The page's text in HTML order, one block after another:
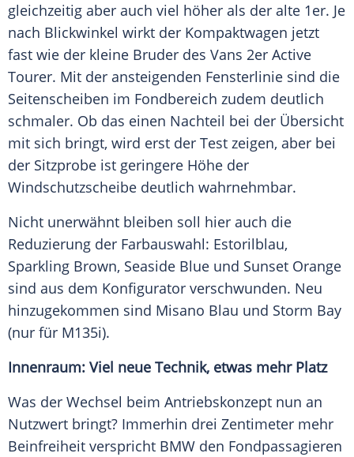
gleichzeitig aber auch viel höher als der alte 1er. Je
nach Blickwinkel wirkt der Kompaktwagen jetzt
fast wie der kleine Bruder des Vans 2er Active
Tourer. Mit der ansteigenden Fensterlinie sind die
Seitenscheiben im Fondbereich zudem deutlich
schmaler. Ob das einen Nachteil bei der Übersicht
mit sich bringt, wird erst der Test zeigen, aber bei
der Sitzprobe ist geringere Höhe der
Windschutzscheibe deutlich wahrnehmbar.
Nicht unerwähnt bleiben soll hier auch die
Reduzierung der Farbauswahl: Estorilblau,
Sparkling Brown, Seaside Blue und Sunset Orange
sind aus dem Konfigurator verschwunden. Neu
hinzugekommen sind Misano Blau und Storm Bay
(nur für M135i).
Innenraum: Viel neue Technik, etwas mehr Platz
Was der Wechsel beim Antriebskonzept nun an
Nutzwert bringt? Immerhin drei Zentimeter mehr
Beinfreiheit verspricht BMW den Fondpassagieren